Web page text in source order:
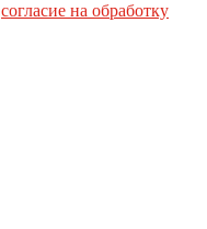
согласие на обработку